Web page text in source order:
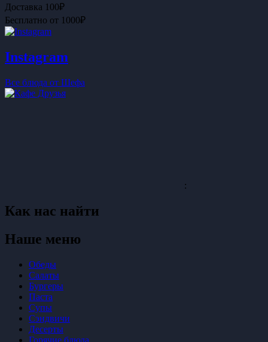
Доставка 100₽
Бесплатно от 1000₽
Instagram
Все блюда от Шефа
:
Как нас найти
Наше меню
Обеды
Салаты
Бургеры
Паста
Супы
Сэндвичи
Десерты
Горячие блюда